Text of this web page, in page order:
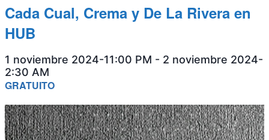
Cada Cual, Crema y De La Rivera en
HUB
1 noviembre 2024-11:00 PM - 2 noviembre 2024-
2:30 AM
GRATUITO